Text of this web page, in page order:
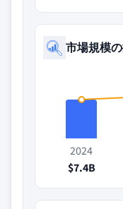
市場規模
2024
$7.4B